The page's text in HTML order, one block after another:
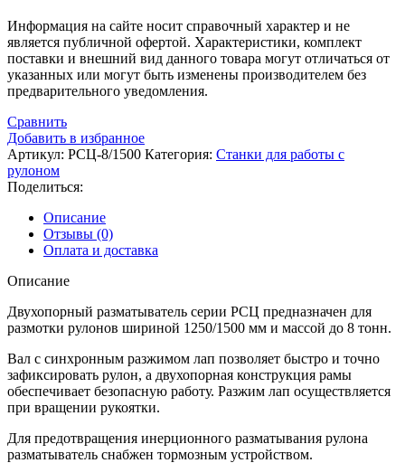
Информация на сайте носит справочный характер и не
является публичной офертой. Xарактеристики, комплект
поставки и внешний вид данного товара могут отличаться от
указанных или могут быть изменены производителем без
предварительного уведомления.
Сравнить
Добавить в избранное
Артикул: РСЦ-8/1500 Категория: Станки для работы с
рулоном
Поделиться:
Описание
Отзывы (0)
Оплата и доставка
Описание
Двухопорный разматыватель серии РСЦ предназначен для
размотки рулонов шириной 1250/1500 мм и массой до 8 тонн.
Вал с синхронным разжимом лап позволяет быстро и точно
зафиксировать рулон, а двухопорная конструкция рамы
обеспечивает безопасную работу. Разжим лап осуществляется
при вращении рукоятки.
Для предотвращения инерционного разматывания рулона
разматыватель снабжен тормозным устройством.